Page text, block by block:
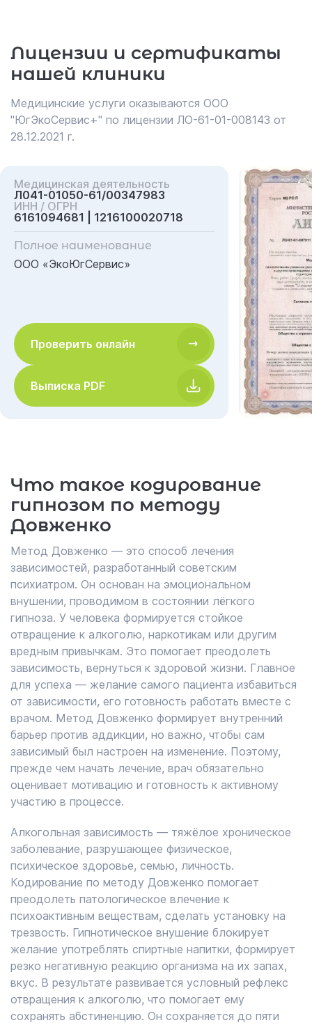
Лицензии и сертификаты
нашей клиники
Медицинские услуги оказываются ООО
"ЮгЭкоСервис+" по лицензии ЛО-61-01-008143 от
28.12.2021 г.
Медицинская деятельность
Л041-01050-61/00347983
ИНН / ОГРН
6161094681 | 1216100020718
Полное наименование
ООО «ЭкоЮгСервис»
Проверить онлайн
Выписка PDF
Что такое кодирование
гипнозом по методу
Довженко
Метод Довженко — это способ лечения
зависимостей, разработанный советским
психиатром. Он основан на эмоциональном
внушении, проводимом в состоянии лёгкого
гипноза. У человека формируется стойкое
отвращение к алкоголю, наркотикам или другим
вредным привычкам. Это помогает преодолеть
зависимость, вернуться к здоровой жизни. Главное
для успеха — желание самого пациента избавиться
от зависимости, его готовность работать вместе с
врачом. Метод Довженко формирует внутренний
барьер против аддикции, но важно, чтобы сам
зависимый был настроен на изменение. Поэтому,
прежде чем начать лечение, врач обязательно
оценивает мотивацию и готовность к активному
участию в процессе.
Алкогольная зависимость — тяжёлое хроническое
заболевание, разрушающее физическое,
психическое здоровье, семью, личность.
Кодирование по методу Довженко помогает
преодолеть патологическое влечение к
психоактивным веществам, сделать установку на
трезвость. Гипнотическое внушение блокирует
желание употреблять спиртные напитки, формирует
резко негативную реакцию организма на их запах,
вкус. В результате развивается условный рефлекс
отвращения к алкоголю, что помогает ему
сохранять абстиненцию. Он сохраняется до пяти